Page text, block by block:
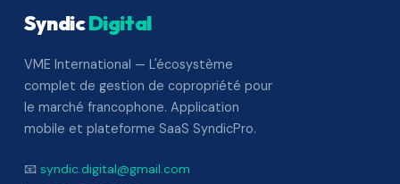
SyndicDigital
VME International — L'écosystème
complet de gestion de copropriété pour
le marché francophone. Application
mobile et plateforme SaaS SyndicPro.
📧 syndic.digital@gmail.com